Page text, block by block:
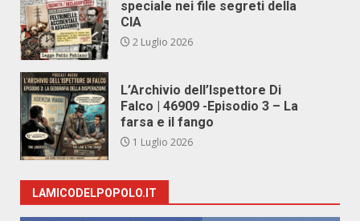
speciale nei file segreti della
CIA
2 Luglio 2026
L’Archivio dell’Ispettore Di
Falco | 46909 -Episodio 3 – La
farsa e il fango
1 Luglio 2026
LAMICODELPOPOLO.IT